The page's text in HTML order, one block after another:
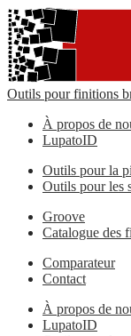
Outils pour finitions
À propos de
LupatoID
Outils pour la
Outils pour les
Groove
Catalogue des
Comparateur
Contact
À propos de
LupatoID